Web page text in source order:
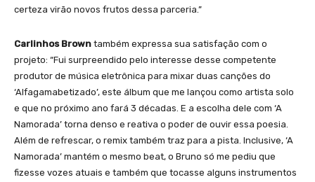
certeza virão novos frutos dessa parceria.”
Carlinhos Brown também expressa sua satisfação com o
projeto: “Fui surpreendido pelo interesse desse competente
produtor de música eletrônica para mixar duas canções do
‘Alfagamabetizado’, este álbum que me lançou como artista solo
e que no próximo ano fará 3 décadas. E a escolha dele com ‘A
Namorada’ torna denso e reativa o poder de ouvir essa poesia.
Além de refrescar, o remix também traz para a pista. Inclusive, ‘A
Namorada’ mantém o mesmo beat, o Bruno só me pediu que
fizesse vozes atuais e também que tocasse alguns instrumentos